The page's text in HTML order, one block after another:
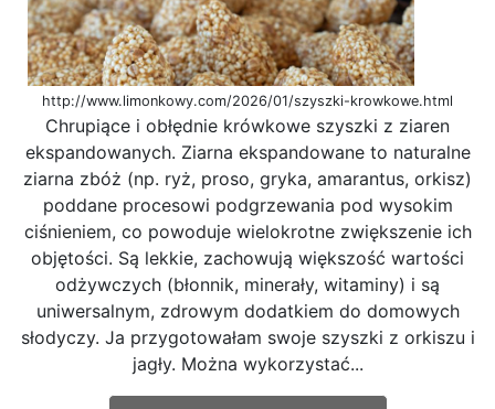
http://www.limonkowy.com/2026/01/szyszki-krowkowe.html
Chrupiące i obłędnie krówkowe szyszki z ziaren
ekspandowanych. Ziarna ekspandowane to naturalne
ziarna zbóż (np. ryż, proso, gryka, amarantus, orkisz)
poddane procesowi podgrzewania pod wysokim
ciśnieniem, co powoduje wielokrotne zwiększenie ich
objętości. Są lekkie, zachowują większość wartości
odżywczych (błonnik, minerały, witaminy) i są
uniwersalnym, zdrowym dodatkiem do domowych
słodyczy. Ja przygotowałam swoje szyszki z orkiszu i
jagły. Można wykorzystać...